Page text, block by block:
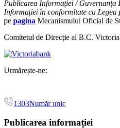
Publicarea Informației / Guvernanța
Informației în conformitate cu
pe pagina Mecanismului Oficial de
Comitetul de Direcţie al B.C.
Urmărește-ne:
1303Număr unic
Publicarea informației